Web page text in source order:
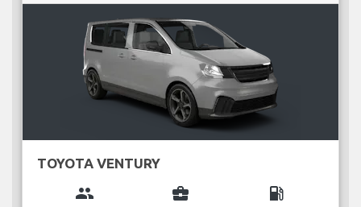
TOYOTA VENTURY
group business_center local_gas_station